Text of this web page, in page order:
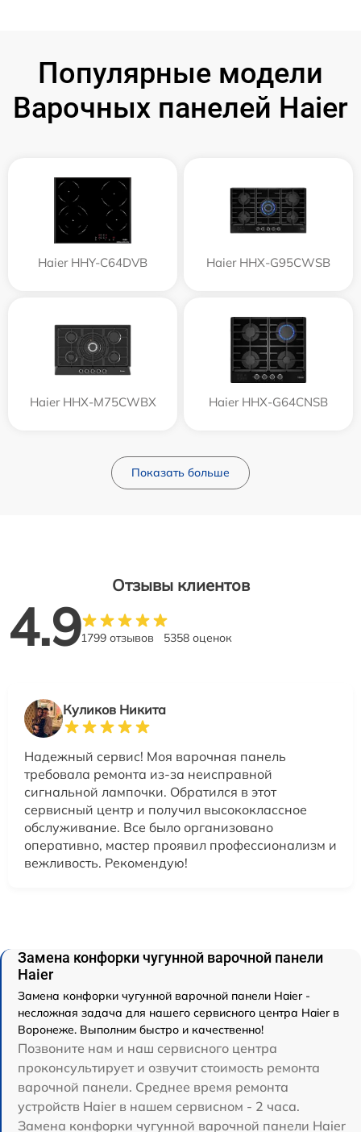
Популярные модели
Варочных панелей Haier
Haier HHY-C64DVB Haier HHX-G95CWSB
Haier HHX-M75CWBX Haier HHX-G64CNSB
Показать больше
Отзывы клиентов
4.91799 отзывов 5358 оценок
Куликов Никита
Надежный сервис! Моя варочная панель
требовала ремонта из-за неисправной
сигнальной лампочки. Обратился в этот
сервисный центр и получил высококлассное
обслуживание. Все было организовано
оперативно, мастер проявил профессионализм и
вежливость. Рекомендую!
Замена конфорки чугунной варочной панели
Haier
Замена конфорки чугунной варочной панели Haier -
несложная задача для нашего сервисного центра Haier в
Воронеже. Выполним быстро и качественно!
Позвоните нам и наш сервисного центра
проконсультирует и озвучит стоимость ремонта
варочной панели. Среднее время ремонта
устройств Haier в нашем сервисном - 2 часа.
Замена конфорки чугунной варочной панели Haier